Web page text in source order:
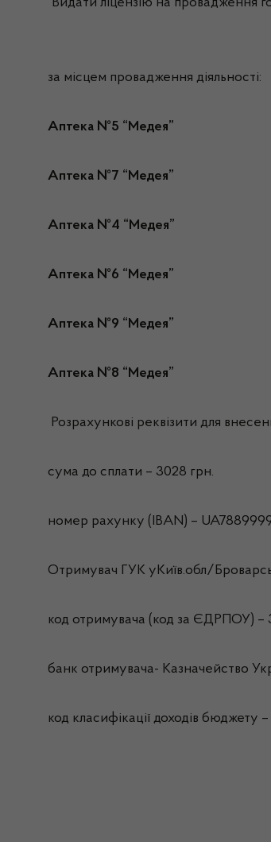
Видати ліцензію на провадження
за місцем провадження діяльності:
Аптека №5 “Медея”
Аптека №7 “Медея”
Аптека №4 “Медея”
Аптека №6 “Медея”
Аптека №9 “Медея”
Аптека №8 “Медея”
Розрахункові реквізити для
сума до сплати – 3028 грн.
номер рахунку (IBAN) –
Отримувач ГУК уКиїв.обл/
код отримувача (код за ЄДРПОУ) –
банк отримувача- Казначейство
код класифікації доходів бюджету